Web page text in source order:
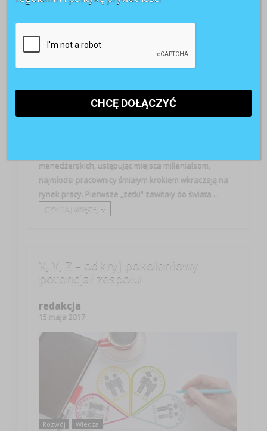
menedżerskich, ustępując miejsca millenialsom,
najmłodsi pracownicy śmiałym krokiem wkraczają na
rynek pracy. Pierwsze „zetki” zawitały do świata ...
CZYTAJ WIĘCEJ +
X, Y, Z – odkryj pokoleniowy
potencjał zespołu
redakcja
15 maja 2017
Rozwój Wiedza